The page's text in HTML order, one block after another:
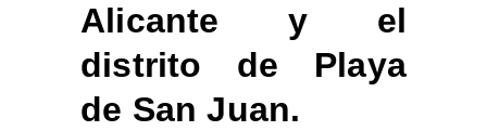
Alicante y el
distrito de Playa
de San Juan.